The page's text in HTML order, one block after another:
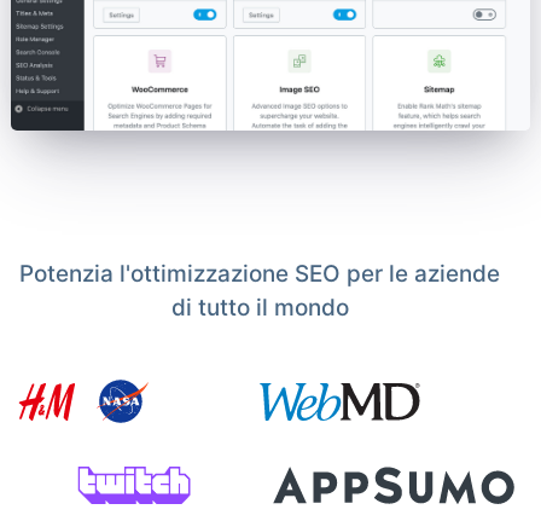
Potenzia l'ottimizzazione SEO per le aziende
di tutto il mondo